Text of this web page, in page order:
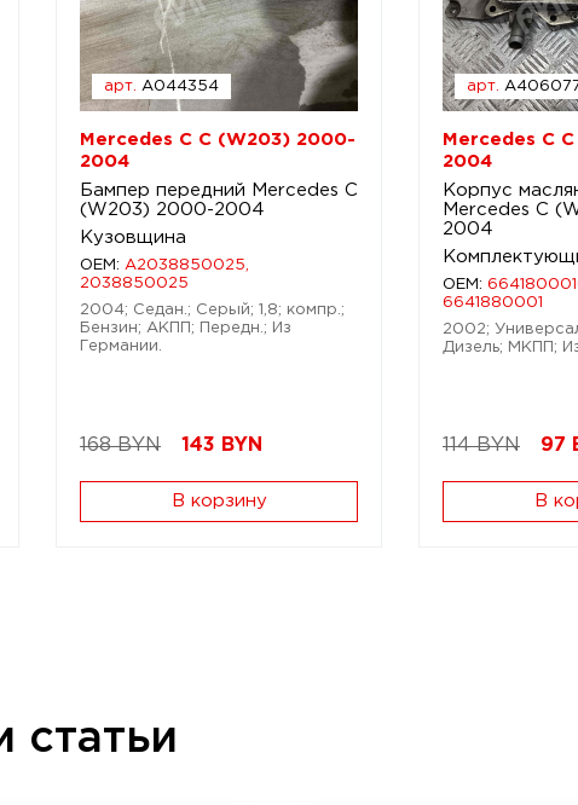
арт. A044354
Mercedes C C (W203) 2000-
2004
Бампер передний Mercedes C
(W203) 2000-2004
Кузовщина
OEM: A2038850025,
2038850025
2004; Седан.; Серый; 1,8; компр.;
Бензин; АКПП; Передн.; Из
Германии.
168 BYN 143 BYN
В корзину
арт.
Mercedes C
2004
Корпус
Mercedes C
2004
OEM:
6641880001
2002;
Дизель; МКПП;
114 BYN 97
В
статьи